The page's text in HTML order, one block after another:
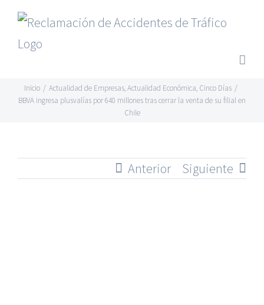
Saltar
contenido
Inicio / Actualidad de Empresas,Actualidad Económica, Cinco Días /
BBVA ingresa plusvalías por 640 millones tras cerrar la venta de su filial en
Chile
Anterior Siguiente